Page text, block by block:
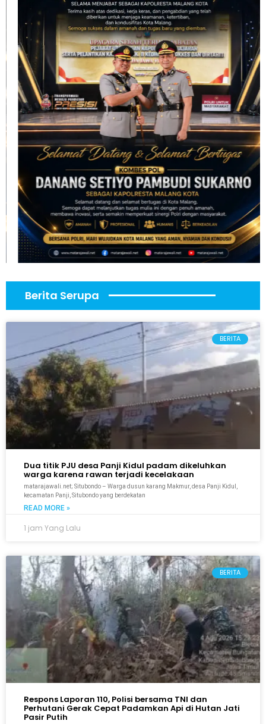
Berita Serupa
BERITA
Dua titik PJU desa Panji Kidul padam dikeluhkan
warga karena rawan terjadi kecelakaan
matarajawali.net; Situbondo – Warga dusun karang Makmur, desa Panji Kidul,
kecamatan Panji, Situbondo yang berdekatan
READ MORE »
1 jam Yang Lalu
BERITA
Respons Laporan 110, Polisi bersama TNI dan
Perhutani Gerak Cepat Padamkan Api di Hutan Jati
Pasir Putih